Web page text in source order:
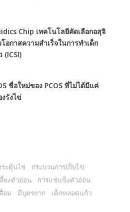
Chip เทคโนโลยีคัดเลือกอสุจิ
อกาสความสำเร็จในการทำเด็ก
(ICSI)
ชื่อใหม่ของ PCOS ที่ไม่ได้มีแค่
รังไข่
ระตุ้นไข่
กระบวนการเก็บไข่
ยงตัวอ่อน
การแช่แข็งตัวอ่อน
อม มีบุตรยาก เด็กหลอดแก้ว